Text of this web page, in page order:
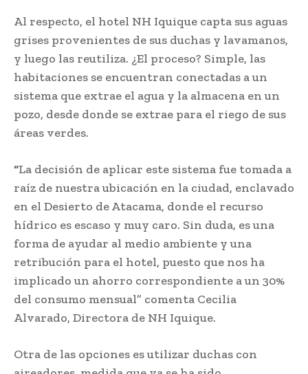
Al respecto, el hotel NH Iquique capta sus aguas
grises provenientes de sus duchas y lavamanos,
y luego las reutiliza. ¿El proceso? Simple, las
habitaciones se encuentran conectadas a un
sistema que extrae el agua y la almacena en un
pozo, desde donde se extrae para el riego de sus
áreas verdes.
“La decisión de aplicar este sistema fue tomada a
raíz de nuestra ubicación en la ciudad, enclavado
en el Desierto de Atacama, donde el recurso
hídrico es escaso y muy caro. Sin duda, es una
forma de ayudar al medio ambiente y una
retribución para el hotel, puesto que nos ha
implicado un ahorro correspondiente a un 30%
del consumo mensual” comenta Cecilia
Alvarado, Directora de NH Iquique.
Otra de las opciones es utilizar duchas con